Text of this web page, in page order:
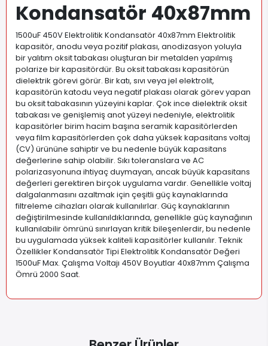
Kondansatör 40x87mm
1500uF 450V Elektrolitik Kondansatör 40x87mm Elektrolitik
kapasitör, anodu veya pozitif plakası, anodizasyon yoluyla
bir yalıtım oksit tabakası oluşturan bir metalden yapılmış
polarize bir kapasitördür. Bu oksit tabakası kapasitörün
dielektrik görevi görür. Bir katı, sıvı veya jel elektrolit,
kapasitörün katodu veya negatif plakası olarak görev yapan
bu oksit tabakasının yüzeyini kaplar. Çok ince dielektrik oksit
tabakası ve genişlemiş anot yüzeyi nedeniyle, elektrolitik
kapasitörler birim hacim başına seramik kapasitörlerden
veya film kapasitörlerden çok daha yüksek kapasitans voltaj
(CV) ürününe sahiptir ve bu nedenle büyük kapasitans
değerlerine sahip olabilir. Sıkı toleranslara ve AC
polarizasyonuna ihtiyaç duymayan, ancak büyük kapasitans
değerleri gerektiren birçok uygulama vardır. Genellikle voltaj
dalgalanmasını azaltmak için çeşitli güç kaynaklarında
filtreleme cihazları olarak kullanılırlar. Güç kaynaklarının
değiştirilmesinde kullanıldıklarında, genellikle güç kaynağının
kullanılabilir ömrünü sınırlayan kritik bileşenlerdir, bu nedenle
bu uygulamada yüksek kaliteli kapasitörler kullanılır. Teknik
Özellikler Kondansatör Tipi Elektrolitik Kondansatör Değeri
1500uF Max. Çalışma Voltajı 450V Boyutlar 40x87mm Çalışma
Ömrü 2000 Saat.